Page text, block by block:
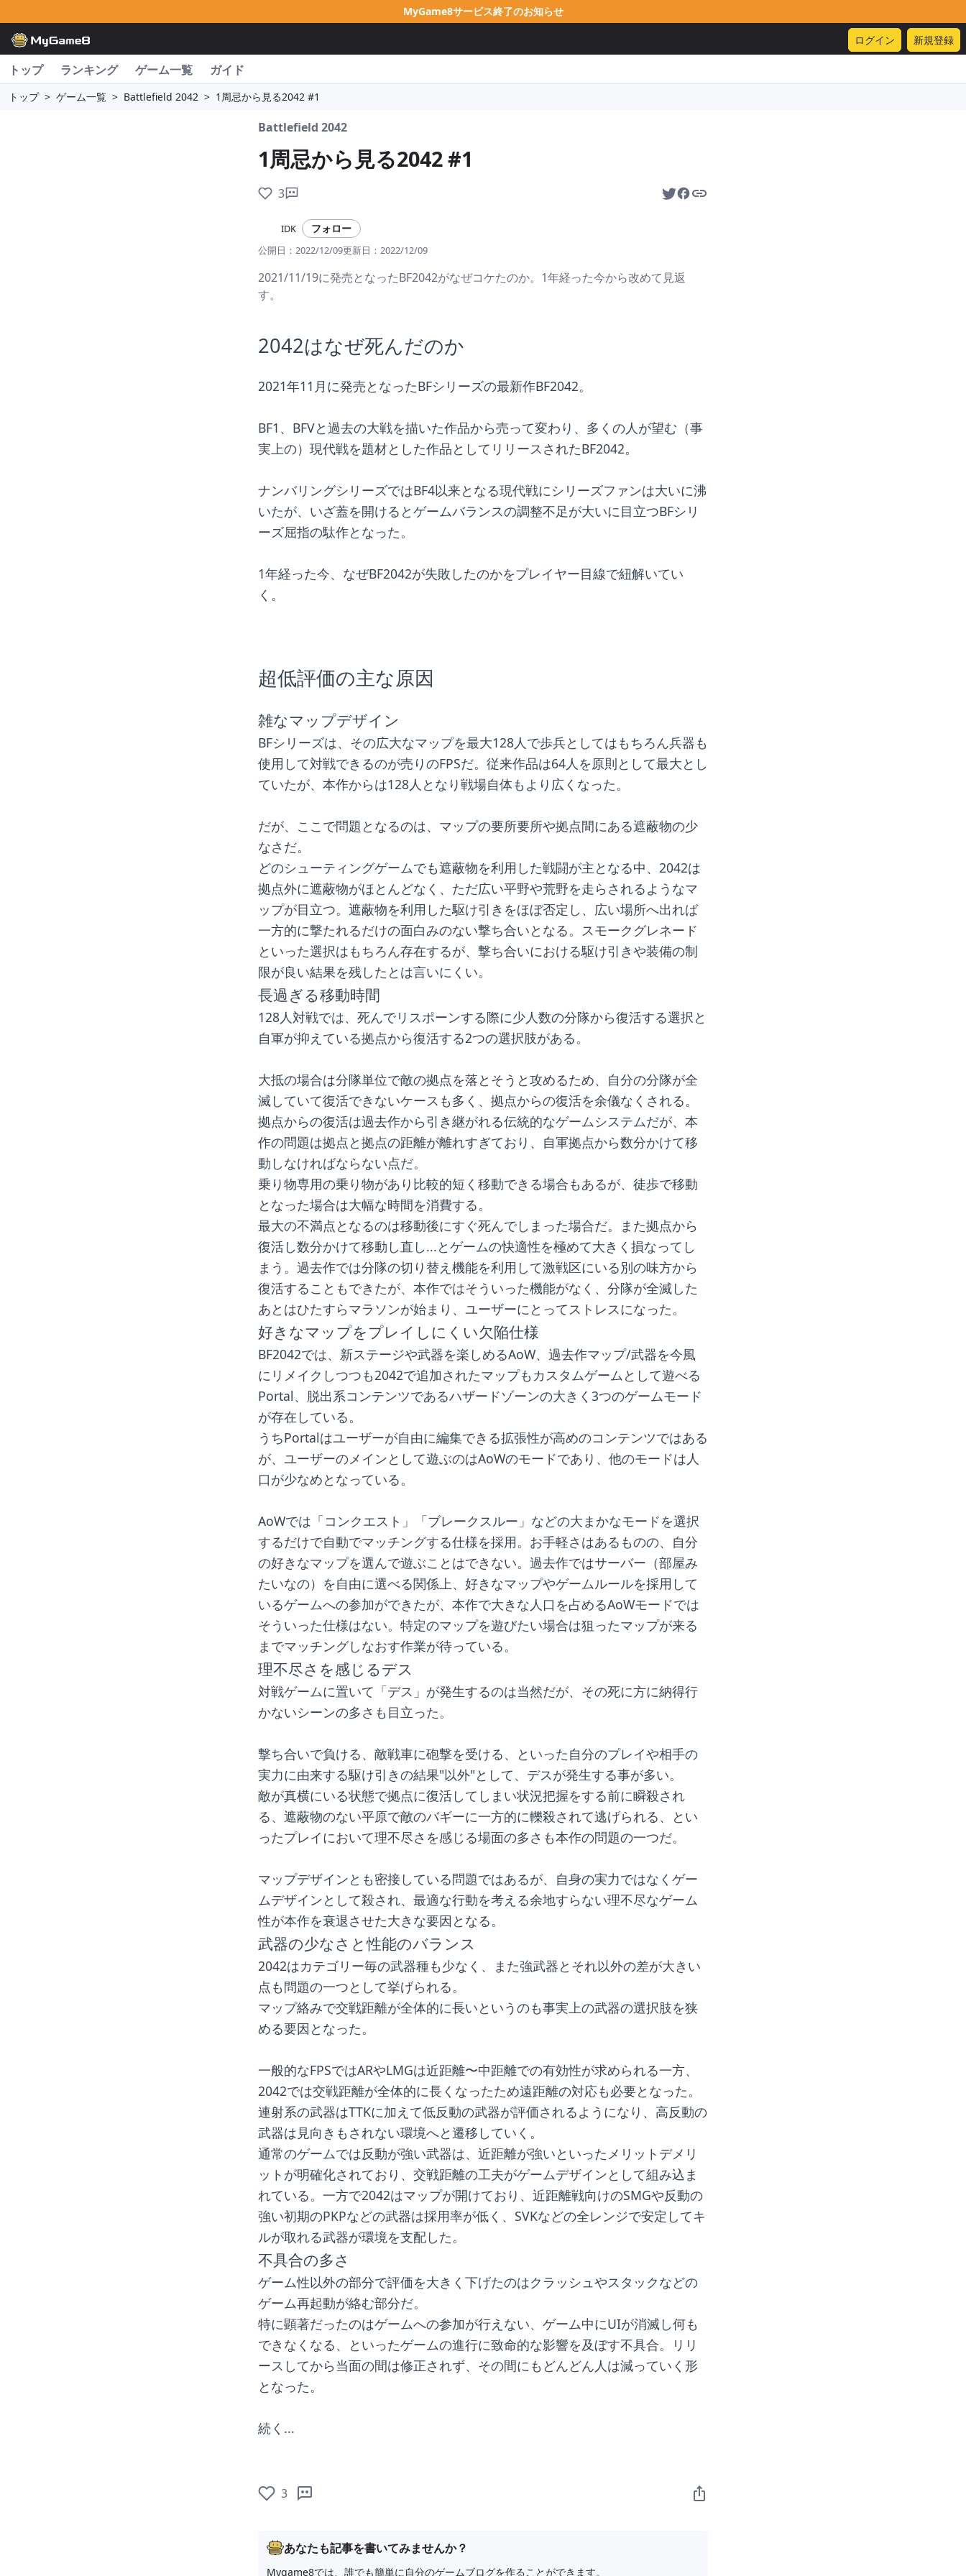
MyGame8サービス終了のお知らせ
ログイン 新規登録
トップ ランキング ゲーム一覧 ガイド
トップ > ゲーム一覧 > Battlefield 2042 > 1周忌から見る2042 #1
Battlefield 2042
1周忌から見る2042 #1
3
IDK フォロー
公開日： 2022/12/09更新日： 2022/12/09
2021/11/19に発売となったBF2042がなぜコケたのか。1年経った今から改めて見返
す。
2042はなぜ死んだのか
2021年11月に発売となったBFシリーズの最新作BF2042。
BF1、BFVと過去の大戦を描いた作品から売って変わり、多くの人が望む（事
実上の）現代戦を題材とした作品としてリリースされたBF2042。
ナンバリングシリーズではBF4以来となる現代戦にシリーズファンは大いに沸
いたが、いざ蓋を開けるとゲームバランスの調整不足が大いに目立つBFシリ
ーズ屈指の駄作となった。
1年経った今、なぜBF2042が失敗したのかをプレイヤー目線で紐解いてい
く。
超低評価の主な原因
雑なマップデザイン
BFシリーズは、その広大なマップを最大128人で歩兵としてはもちろん兵器も
使用して対戦できるのが売りのFPSだ。従来作品は64人を原則として最大とし
ていたが、本作からは128人となり戦場自体もより広くなった。
だが、ここで問題となるのは、マップの要所要所や拠点間にある遮蔽物の少
なさだ。
どのシューティングゲームでも遮蔽物を利用した戦闘が主となる中、2042は
拠点外に遮蔽物がほとんどなく、ただ広い平野や荒野を走らされるようなマ
ップが目立つ。遮蔽物を利用した駆け引きをほぼ否定し、広い場所へ出れば
一方的に撃たれるだけの面白みのない撃ち合いとなる。スモークグレネード
といった選択はもちろん存在するが、撃ち合いにおける駆け引きや装備の制
限が良い結果を残したとは言いにくい。
長過ぎる移動時間
128人対戦では、死んでリスポーンする際に少人数の分隊から復活する選択と
自軍が抑えている拠点から復活する2つの選択肢がある。
大抵の場合は分隊単位で敵の拠点を落とそうと攻めるため、自分の分隊が全
滅していて復活できないケースも多く、拠点からの復活を余儀なくされる。
拠点からの復活は過去作から引き継がれる伝統的なゲームシステムだが、本
作の問題は拠点と拠点の距離が離れすぎており、自軍拠点から数分かけて移
動しなければならない点だ。
乗り物専用の乗り物があり比較的短く移動できる場合もあるが、徒歩で移動
となった場合は大幅な時間を消費する。
最大の不満点となるのは移動後にすぐ死んでしまった場合だ。また拠点から
復活し数分かけて移動し直し...とゲームの快適性を極めて大きく損なってし
まう。過去作では分隊の切り替え機能を利用して激戦区にいる別の味方から
復活することもできたが、本作ではそういった機能がなく、分隊が全滅した
あとはひたすらマラソンが始まり、ユーザーにとってストレスになった。
好きなマップをプレイしにくい欠陥仕様
BF2042では、新ステージや武器を楽しめるAoW、過去作マップ/武器を今風
にリメイクしつつも2042で追加されたマップもカスタムゲームとして遊べる
Portal、脱出系コンテンツであるハザードゾーンの大きく3つのゲームモード
が存在している。
うちPortalはユーザーが自由に編集できる拡張性が高めのコンテンツではある
が、ユーザーのメインとして遊ぶのはAoWのモードであり、他のモードは人
口が少なめとなっている。
AoWでは「コンクエスト」「ブレークスルー」などの大まかなモードを選択
するだけで自動でマッチングする仕様を採用。お手軽さはあるものの、自分
の好きなマップを選んで遊ぶことはできない。過去作ではサーバー（部屋み
たいなの）を自由に選べる関係上、好きなマップやゲームルールを採用して
いるゲームへの参加ができたが、本作で大きな人口を占めるAoWモードでは
そういった仕様はない。特定のマップを遊びたい場合は狙ったマップが来る
までマッチングしなおす作業が待っている。
理不尽さを感じるデス
対戦ゲームに置いて「デス」が発生するのは当然だが、その死に方に納得行
かないシーンの多さも目立った。
撃ち合いで負ける、敵戦車に砲撃を受ける、といった自分のプレイや相手の
実力に由来する駆け引きの結果"以外"として、デスが発生する事が多い。
敵が真横にいる状態で拠点に復活してしまい状況把握をする前に瞬殺され
る、遮蔽物のない平原で敵のバギーに一方的に轢殺されて逃げられる、とい
ったプレイにおいて理不尽さを感じる場面の多さも本作の問題の一つだ。
マップデザインとも密接している問題ではあるが、自身の実力ではなくゲー
ムデザインとして殺され、最適な行動を考える余地すらない理不尽なゲーム
性が本作を衰退させた大きな要因となる。
武器の少なさと性能のバランス
2042はカテゴリー毎の武器種も少なく、また強武器とそれ以外の差が大きい
点も問題の一つとして挙げられる。
マップ絡みで交戦距離が全体的に長いというのも事実上の武器の選択肢を狭
める要因となった。
一般的なFPSではARやLMGは近距離〜中距離での有効性が求められる一方、
2042では交戦距離が全体的に長くなったため遠距離の対応も必要となった。
連射系の武器はTTKに加えて低反動の武器が評価されるようになり、高反動の
武器は見向きもされない環境へと遷移していく。
通常のゲームでは反動が強い武器は、近距離が強いといったメリットデメリ
ットが明確化されており、交戦距離の工夫がゲームデザインとして組み込ま
れている。一方で2042はマップが開けており、近距離戦向けのSMGや反動の
強い初期のPKPなどの武器は採用率が低く、SVKなどの全レンジで安定してキ
ルが取れる武器が環境を支配した。
不具合の多さ
ゲーム性以外の部分で評価を大きく下げたのはクラッシュやスタックなどの
ゲーム再起動が絡む部分だ。
特に顕著だったのはゲームへの参加が行えない、ゲーム中にUIが消滅し何も
できなくなる、といったゲームの進行に致命的な影響を及ぼす不具合。リリ
ースしてから当面の間は修正されず、その間にもどんどん人は減っていく形
となった。
続く...
3
あなたも記事を書いてみませんか？
Mygame8では、誰でも簡単に自分のゲームブログを作ることができます。